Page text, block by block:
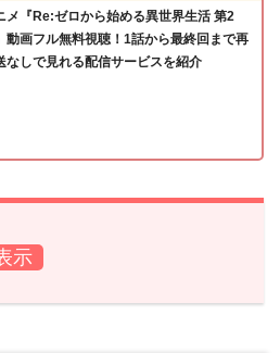
メ『Re:ゼロから始める異世界生活 第2
動画フル無料視聴！1話から最終回まで再
なしで見れる配信サービスを紹介
世界生活 第2期』前回第35話の